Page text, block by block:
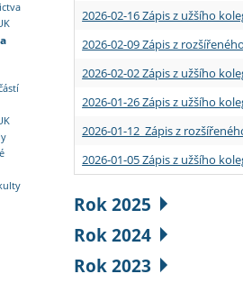
2026-02-16 Zápis z užšího
2026-02-09 Zápis z
2026-02-02 Zápis z užšího
2026-01-26 Zápis z užšího
2026-01-12 Zápis z
2026-01-05 Zápis z užšího
Rok 2025
Rok 2024
Rok 2023